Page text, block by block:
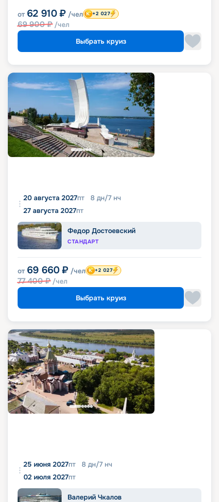
от 62 910 ₽ /чел
69 900₽ /чел
+2 027
Выбрать круиз
20 августа 2027пт 8 дн/7 нч
27 августа 2027пт
Федор Достоевский
СТАНДАРТ
от 69 660 ₽ /чел
77 400₽ /чел
+2 027
Выбрать круиз
25 июня 2027пт 8 дн/7 нч
02 июля 2027пт
Валерий Чкалов